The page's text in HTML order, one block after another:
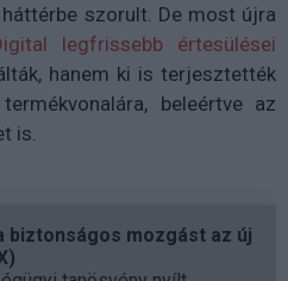
szorult. De most újra
legfrissebb értesülései
hanem ki is terjesztették
beleértve az
is.
mozgást az új